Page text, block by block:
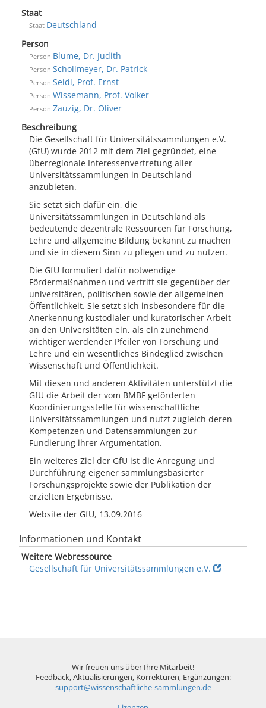
Staat
Staat Deutschland
Person
Person Blume, Dr. Judith
Person Schollmeyer, Dr. Patrick
Person Seidl, Prof. Ernst
Person Wissemann, Prof. Volker
Person Zauzig, Dr. Oliver
Beschreibung
Die Gesellschaft für Universitätssammlungen e.V.
(GfU) wurde 2012 mit dem Ziel gegründet, eine
überregionale Interessenvertretung aller
Universitätssammlungen in Deutschland
anzubieten.
Sie setzt sich dafür ein, die
Universitätssammlungen in Deutschland als
bedeutende dezentrale Ressourcen für Forschung,
Lehre und allgemeine Bildung bekannt zu machen
und sie in diesem Sinn zu pflegen und zu nutzen.
Die GfU formuliert dafür notwendige
Fördermaßnahmen und vertritt sie gegenüber der
universitären, politischen sowie der allgemeinen
Öffentlichkeit. Sie setzt sich insbesondere für die
Anerkennung kustodialer und kuratorischer Arbeit
an den Universitäten ein, als ein zunehmend
wichtiger werdender Pfeiler von Forschung und
Lehre und ein wesentliches Bindeglied zwischen
Wissenschaft und Öffentlichkeit.
Mit diesen und anderen Aktivitäten unterstützt die
GfU die Arbeit der vom BMBF geförderten
Koordinierungsstelle für wissenschaftliche
Universitätssammlungen und nutzt zugleich deren
Kompetenzen und Datensammlungen zur
Fundierung ihrer Argumentation.
Ein weiteres Ziel der GfU ist die Anregung und
Durchführung eigener sammlungsbasierter
Forschungsprojekte sowie der Publikation der
erzielten Ergebnisse.
Website der GfU, 13.09.2016
Informationen und Kontakt
Weitere Webressource
Gesellschaft für Universitätssammlungen e.V.
Wir freuen uns über Ihre Mitarbeit!
Feedback, Aktualisierungen, Korrekturen, Ergänzungen:
support@wissenschaftliche-sammlungen.de